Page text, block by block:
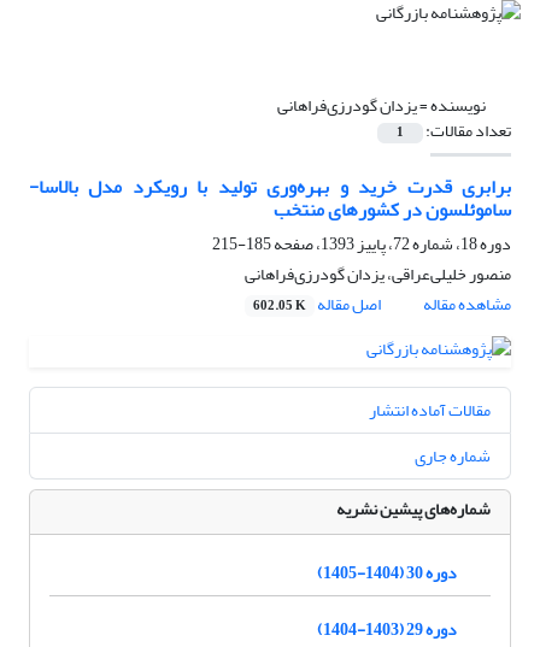
نویسنده =یزدان گودرزی‌فراهانی
تعداد مقالات: 1
برابری قدرت خرید و بهره‌وری تولید با رویکرد مدل بالاسا-
ساموئلسون در کشورهای منتخب
دوره 18، شماره 72، پاییز 1393، صفحه
185-215
منصور خلیلی‌عراقی، یزدان گودرزی‌فراهانی
مشاهده مقاله
اصل مقاله 602.05 K
مقالات آماده انتشار
شماره جاری
شماره‌های پیشین نشریه
دوره 30 (1404-1405)
دوره 29 (1403-1404)